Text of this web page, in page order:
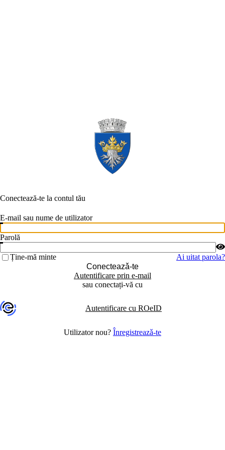
Conectează-te la contul tău
E-mail sau nume de utilizator
Parolă
Ține-mă minte
Ai uitat parola?
Conecteazǎ-te
Autentificare prin e-mail
sau conectați-vă cu
Autentificare cu ROeID
Utilizator nou? Înregistreazǎ-te